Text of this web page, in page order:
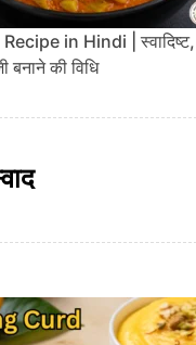
in Hindi | स्वादिष्ट,
बनाने की विधि